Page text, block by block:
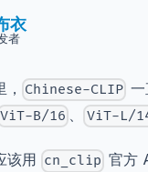
衣
者
Chinese-CLIP
ViT-B/16 、ViT-L/
该用 cn_clip 官方